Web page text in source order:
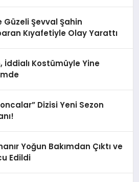
Güzeli Şevval Şahin
Kıyafetiyle Olay Yarattı
İddialı Kostümüyle Yine
Dizisi Yeni Sezon
Yoğun Bakımdan Çıktı ve
Edildi